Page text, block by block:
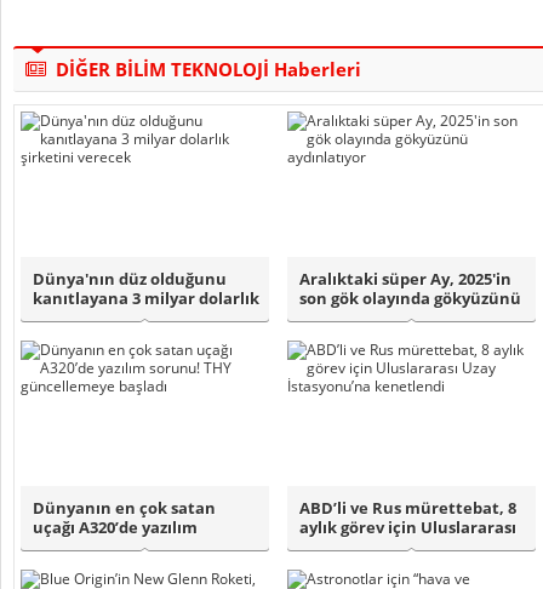
DİĞER BİLİM TEKNOLOJİ Haberleri
Dünya'nın düz olduğunu
kanıtlayana 3 milyar dolarlık
şirketi..
Aralıktaki süper Ay, 2025'in
son gök olayında gökyüzünü
aydı..
Dünyanın en çok satan
uçağı A320’de yazılım
sorunu! THY günc..
ABD’li ve Rus mürettebat, 8
aylık görev için Uluslararası
Uz..